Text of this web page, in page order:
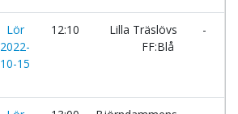
Lör
2022-
10-15
12:10
Lilla Träslövs
FF:Blå
-